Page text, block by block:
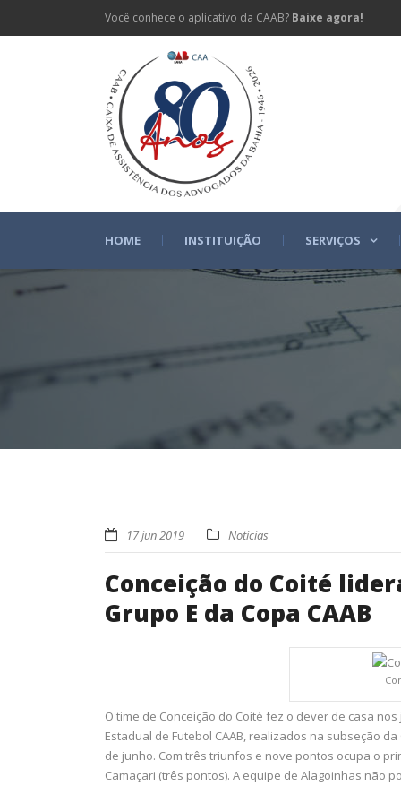
Você conhece o aplicativo da CAAB? Baixe agora!
HOME INSTITUIÇÃO SERVIÇOS
17 jun 2019 Notícias
Conceição do Coité
Grupo E da Copa CAAB
O time de Conceição do Coité fez o dever de casa
Estadual de Futebol CAAB, realizados na subseção
de junho. Com três triunfos e nove pontos ocupa o
Camaçari (três pontos). A equipe de Alagoinhas não